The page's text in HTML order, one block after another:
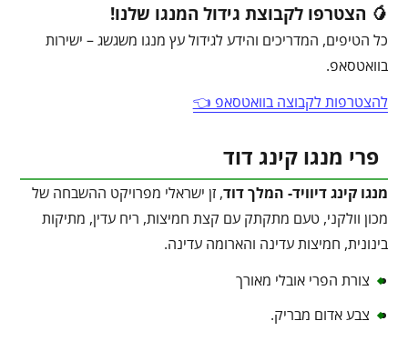
🥭 הצטרפו לקבוצת גידול המנגו שלנו!
כל הטיפים, המדריכים והידע לגידול עץ מנגו משגשג – ישירות
בוואטסאפ.
להצטרפות לקבוצה בוואטסאפ 👈
פרי מנגו קינג דוד
מנגו קינג דיוויד- המלך דוד, זן ישראלי מפרויקט ההשבחה של
מכון וולקני, טעם מתקתק עם קצת חמיצות, ריח עדין, מתיקות
בינונית, חמיצות עדינה והארומה עדינה.
צורת הפרי אובלי מאורך
צבע אדום מבריק.